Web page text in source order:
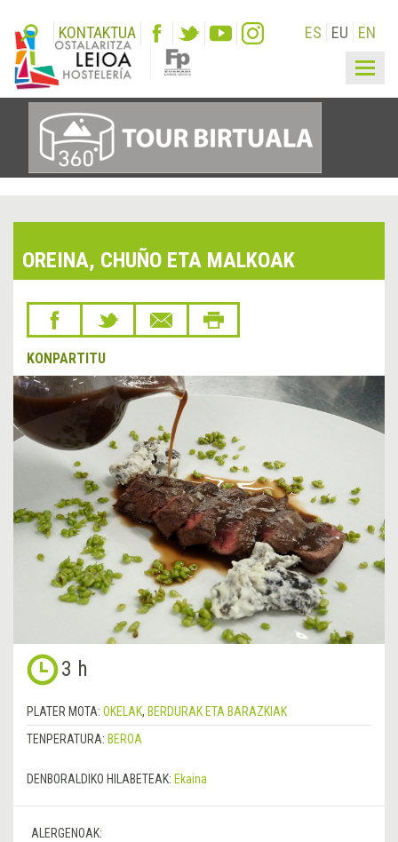
KONTAKTUA ES EU EN
OREINA, CHUÑO ETA MALKOAK
KONPARTITU
3 h
PLATER MOTA: OKELAK, BERDURAK ETA BARAZKIAK
TENPERATURA: BEROA
DENBORALDIKO HILABETEAK: Ekaina
ALERGENOAK: